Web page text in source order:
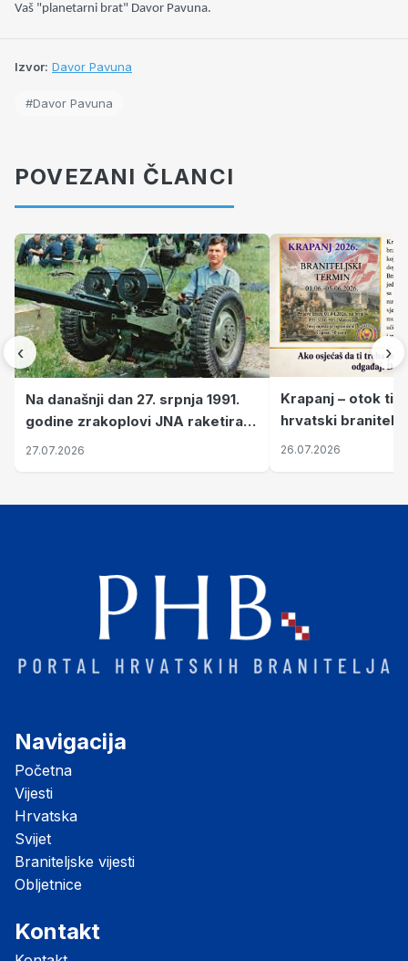
Vaš "planetarni brat" Davor Pavuna.
Izvor: Davor Pavuna
#Davor Pavuna
POVEZANI ČLANCI
‹
Na današnji dan 27. srpnja 1991.
godine zrakoplovi JNA raketirali
su vojarnu i obučni centar "Nikola
27.07.2026
Krapanj – otok
hrvatski branitelji
pronalaze mir
26.07.2026
›
Navigacija
Početna
Vijesti
Hrvatska
Svijet
Braniteljske vijesti
Obljetnice
Kontakt